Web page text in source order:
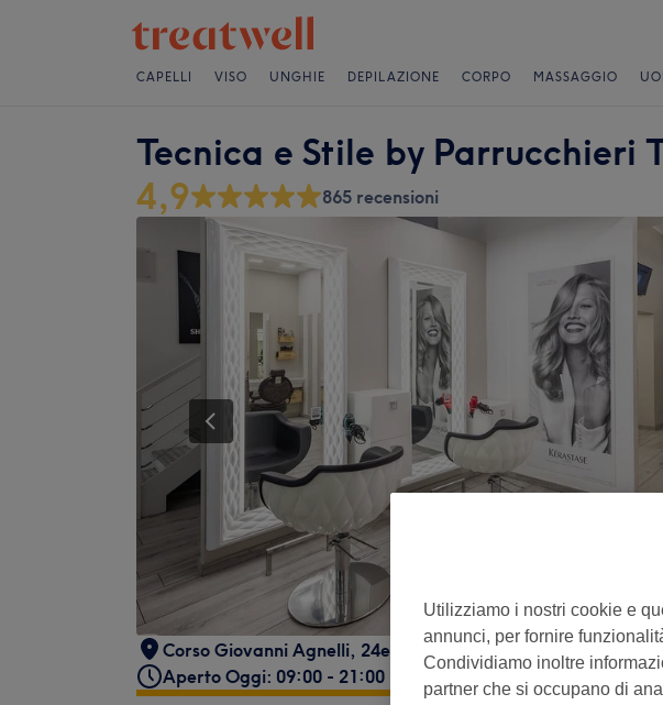
CAPELLI VISO UNGHIE DEPILAZIONE CORPO MASSAGGIO
Tecnica e Stile by Parrucchieri
4,9 865 recensioni
Corso Giovanni Agnelli, 24e, 10137 Torino TO, Italia
Aperto Oggi: 09:00 - 21:00
Utilizziamo i nostri cookie e
annunci, per fornire
Condividiamo inoltre
partner che si occupano di